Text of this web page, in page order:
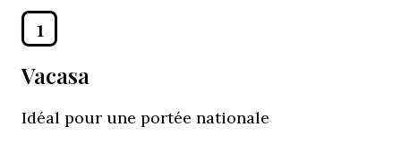
1
Vacasa
Idéal pour une portée nationale